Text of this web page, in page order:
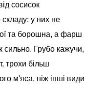
сосисок
у них не
та борошна, а фарш
сильно. Грубо кажучи,
трохи більш
м'яса, ніж інші види